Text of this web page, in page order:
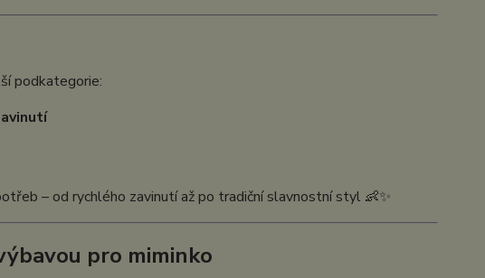
podkategorie:
– od rychlého zavinutí až po tradiční slavnostní styl 👶✨
pro miminko